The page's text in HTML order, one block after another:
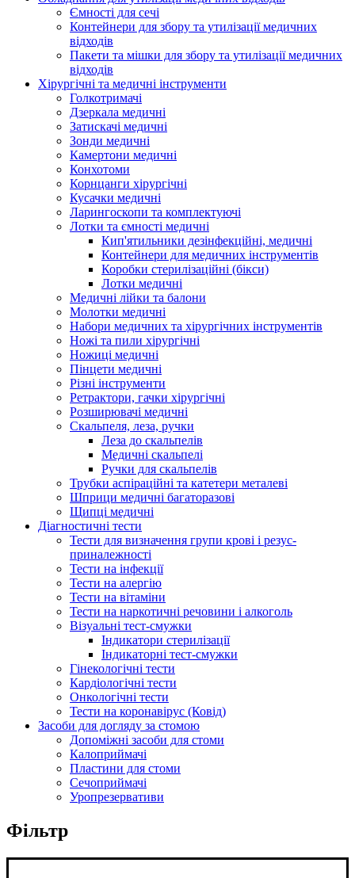
Ємності для сечі
Контейнери для збору та утилізації медичних
відходів
Пакети та мішки для збору та утилізації медичних
відходів
Хірургічні та медичні інструменти
Голкотримачі
Дзеркала медичні
Затискачі медичні
Зонди медичні
Камертони медичні
Конхотоми
Корнцанги хірургічні
Кусачки медичні
Ларингоскопи та комплектуючі
Лотки та ємності медичні
Кип'ятильники дезінфекційні, медичні
Контейнери для медичних інструментів
Коробки стерилізаційні (бікси)
Лотки медичні
Медичні лійки та балони
Молотки медичні
Набори медичних та хірургічних інструментів
Ножі та пили хірургічні
Ножиці медичні
Пінцети медичні
Різні інструменти
Ретрактори, гачки хірургічні
Розширювачі медичні
Скальпеля, леза, ручки
Леза до скальпелів
Медичні скальпелі
Ручки для скальпелів
Трубки аспіраційні та катетери металеві
Шприци медичні багаторазові
Щипці медичні
Діагностичні тести
Тести для визначення групи крові і резус-
приналежності
Тести на інфекції
Тести на алергію
Тести на вітаміни
Тести на наркотичні речовини і алкоголь
Візуальні тест-смужки
Індикатори стерилізації
Індикаторні тест-смужки
Гінекологічні тести
Кардіологічні тести
Онкологічні тести
Тести на коронавірус (Ковід)
Засоби для догляду за стомою
Допоміжні засоби для стоми
Калоприймачі
Пластини для стоми
Сечоприймачі
Уропрезервативи
Фільтр